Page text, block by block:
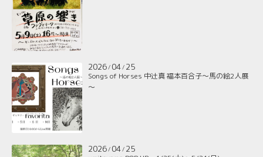
2026/ 04/ 25
Songs of Horses 中辻真 福本百合子～馬の絵2人展
～
2026/ 04/ 25